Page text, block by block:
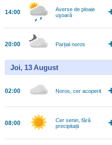
14:00
Averse de ploaie
uşoară
20:00 Parțial noros
Joi, 13 August
02:00 Noros, cer acoperit
08:00
Cer senin, fără
precipitații